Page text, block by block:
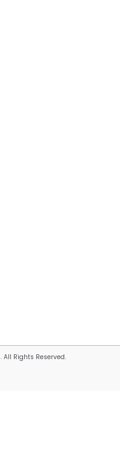
Rights Reserved.